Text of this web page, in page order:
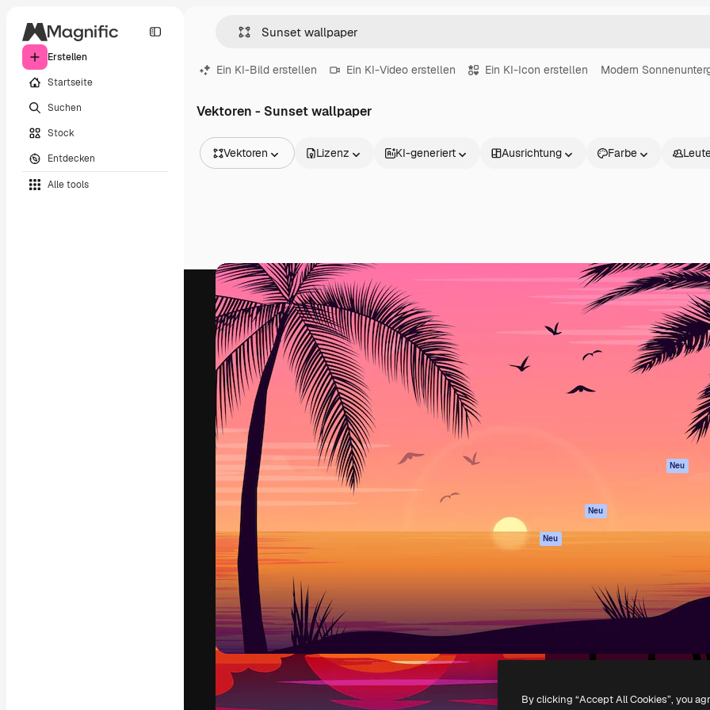
Erstellen
Startseite
Suchen
Stock
Entdecken
Alle tools
Ein KI-Bild erstellen Ein KI-Video erstellen Ein KI-Icon erstellen Modern
Vektoren - Sunset wallpaper
Vektoren
Videos
Filmmaterial
Motion Graphics
Videovorlagen
Icons
3D-Modelle
Schriftarten
Lizenz KI-generiert Ausrichtung Farbe
Die kreative Plattform, um deine beste
Arbeit zu verwirklichen. Mehr als 1 Million
Abonnenten unter Kreativen, Unternehmen,
Agenturen und Studios.
Deutsch
Spaces
Claude/ChatGPT
Neu
Agenten Neu
Alle Magnific-Tools
Loslegen
Academy
Dokumentation
Neu
Copyright © 2010-
By clicking “Accept All Cookies”, you